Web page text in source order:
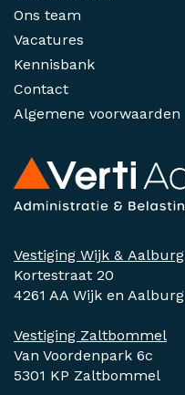
Vestiging Wijk & Aalburg
Kortestraat 20
4261 AA Wijk en Aalburg
Vestiging Zaltbommel
Van Voordenpark 6c
5301 KP Zaltbommel
Ons team
Vacatures
Kennisbank
Contact
Algemene voorwaarden